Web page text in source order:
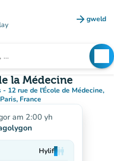
arrow_forward gweld
(tab
la Médecine
12 rue de l'École de Médecine,
France
(agor yn Google Maps)
(tab newydd)
am 2:00 yh
Hylifman
man
man